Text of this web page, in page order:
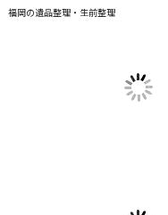
福岡の遺品整理・生前整理